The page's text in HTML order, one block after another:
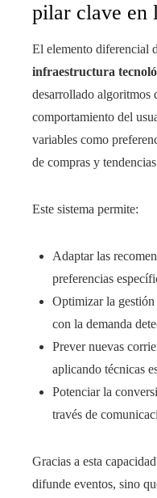
pilar clave en
El elemento diferencial
infraestructura
desarrollado algoritmos
comportamiento del
variables como
de compras y
Este sistema permite:
Adaptar las
preferencias
Optimizar la gestión
con la demanda
Prever nuevas
aplicando técnicas
Potenciar la
través de
Gracias a esta
difunde eventos, sino